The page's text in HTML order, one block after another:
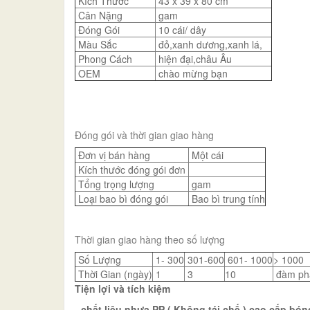
Cân Nặng
gam
Đóng Gói
10 cái/ dây
Màu Sắc
đỏ,xanh dương,xanh lá,
Phong Cách
hiện đại,châu Âu
OEM
chào mừng bạn
Đóng gói và thời gian giao hàng
Đơn vị bán hàng
Một cái
Kích thước đóng gói đơn
Tổng trọng lượng
gam
Loại bao bì đóng gói
Bao bì trung tính
Thời gian giao hàng theo số lượng
Số Lượng
1- 300 301-600 601- 1000> 1000
Thời Gian (ngày) 1 3 10
đàm
Tiện lợi và tích kiệm